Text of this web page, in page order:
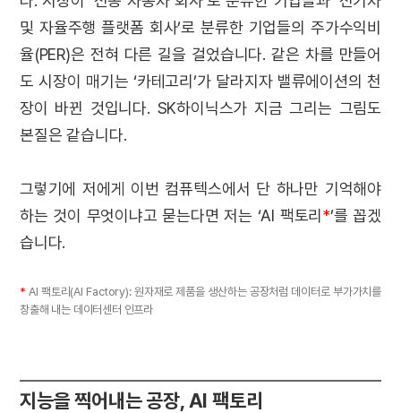
및 자율주행 플랫폼 회사’로 분류한 기업들의 주가수익비
율(PER)은 전혀 다른 길을 걸었습니다. 같은 차를 만들어
도 시장이 매기는 ‘카테고리’가 달라지자 밸류에이션의 천
장이 바뀐 것입니다. SK하이닉스가 지금 그리는 그림도
본질은 같습니다.
그렇기에 저에게 이번 컴퓨텍스에서 단 하나만 기억해야
하는 것이 무엇이냐고 묻는다면 저는 ‘AI 팩토리 *’를 꼽겠
습니다.
* AI 팩토리(AI Factory): 원자재로 제품을 생산하는 공장처럼 데이터로 부가가치를
창출해 내는 데이터센터 인프라
지능을 찍어내는 공장, AI 팩토리